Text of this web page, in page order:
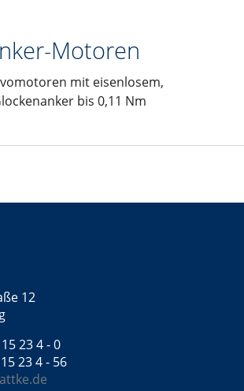
Motoren
mit eisenlosem,
bis 0,11 Nm
12
23 4 - 0
23 4 - 56